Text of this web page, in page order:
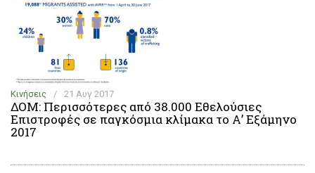
Κινήσεις / 21 Αυγ 2017
ΔΟΜ: Περισσότερες από 38.000 Εθελούσιες
Επιστροφές σε παγκόσμια κλίμακα το Α’ Εξάμηνο
2017